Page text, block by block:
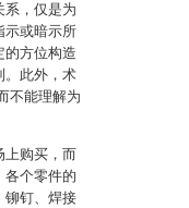
系，仅是为
示或暗示所
的方位构造
。此外，术
不能理解为
上购买，而
各个零件的
铆钉、焊接